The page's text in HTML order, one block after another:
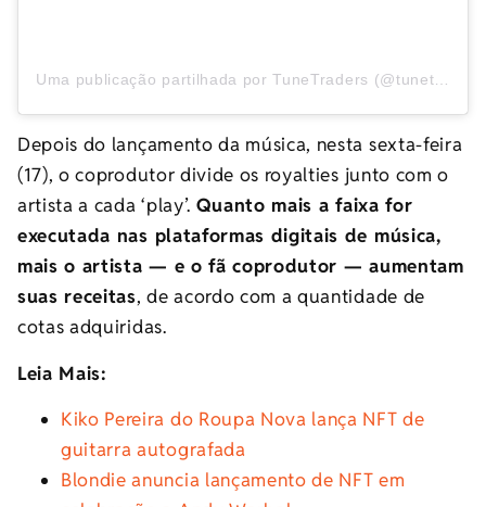
Depois do lançamento da música, nesta sexta-feira
(17), o coprodutor divide os royalties junto com o
artista a cada ‘play’. Quanto mais a faixa for
executada nas plataformas digitais de música,
mais o artista — e o fã coprodutor — aumentam
suas receitas, de acordo com a quantidade de
cotas adquiridas.
Leia Mais:
Kiko Pereira do Roupa Nova lança NFT de
guitarra autografada
Blondie anuncia lançamento de NFT em